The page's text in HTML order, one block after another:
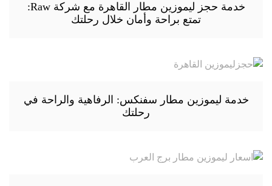
خدمة حجز ليموزين مطار القاهرة مع شركة Raw:
تمتع براحة وأمان خلال رحلتك
خدمة ليموزين مطار سفنكس: الرفاهية والراحة في
رحلتك